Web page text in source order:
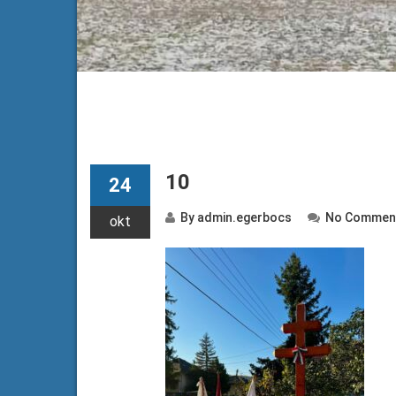
24
okt
10
By admin.egerbocs No